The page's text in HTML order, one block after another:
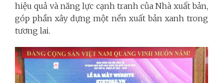
hiệu quả và năng lực cạnh tranh của Nhà xuất bản,
góp phần xây dựng một nền xuất bản xanh trong
tương lai.